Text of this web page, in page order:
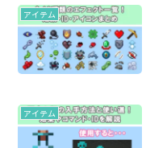
アイテム
アイテム